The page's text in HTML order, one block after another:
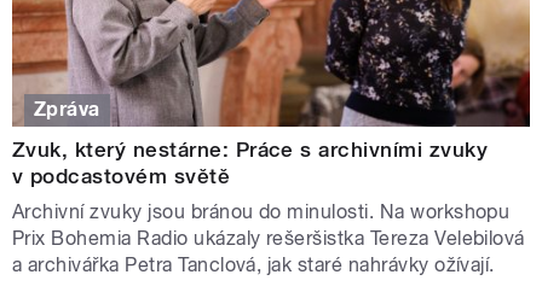
Zpráva
Zvuk, který nestárne: Práce s archivními zvuky
v podcastovém světě
Archivní zvuky jsou bránou do minulosti. Na workshopu
Prix Bohemia Radio ukázaly rešeršistka Tereza Velebilová
a archivářka Petra Tanclová, jak staré nahrávky ožívají.